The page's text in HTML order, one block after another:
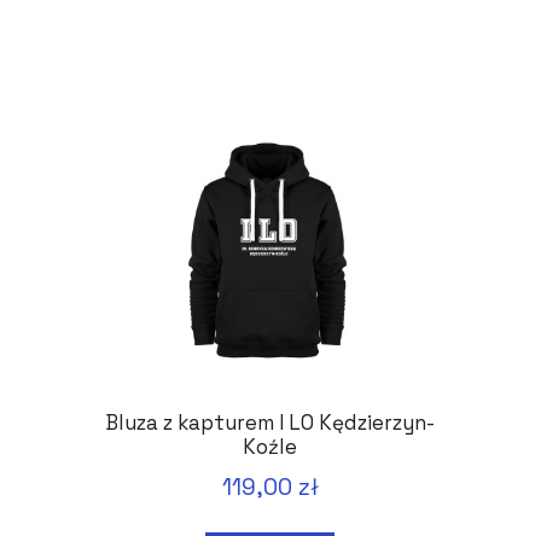
Bluza z kapturem I LO Kędzierzyn-
Koźle
119,00 zł